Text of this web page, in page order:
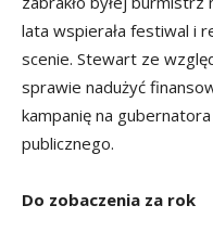
lata wspierała festiwal i
scenie. Stewart ze
sprawie nadużyć
kampanię na
publicznego.
Do zobaczenia za rok